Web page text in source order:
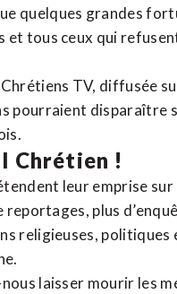
quelques grandes
et tous ceux qui
TV, diffusée
pourraient disparaître
Chrétien !
leur emprise
plus
religieuses, politiques
laisser mourir les